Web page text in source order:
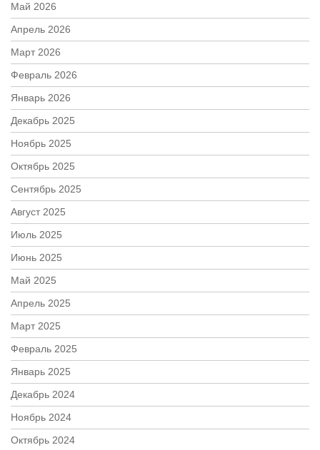
Май 2026
Апрель 2026
Март 2026
Февраль 2026
Январь 2026
Декабрь 2025
Ноябрь 2025
Октябрь 2025
Сентябрь 2025
Август 2025
Июль 2025
Июнь 2025
Май 2025
Апрель 2025
Март 2025
Февраль 2025
Январь 2025
Декабрь 2024
Ноябрь 2024
Октябрь 2024